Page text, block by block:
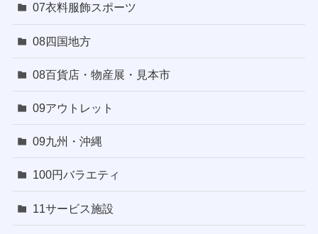
07衣料服飾スポーツ
08四国地方
08百貨店・物産展・見本市
09アウトレット
09九州・沖縄
100円バラエティ
11サービス施設